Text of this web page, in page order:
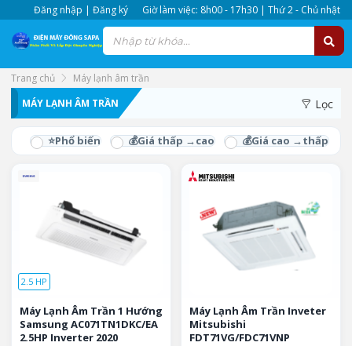
Đăng nhập | Đăng ký Giờ làm việc: 8h00 - 17h30 | Thứ 2 - Chủ nhật
Trang chủ
Máy lạnh âm trần
MÁY LẠNH ÂM TRẦN
Lọc
2.5 HP
Máy Lạnh Âm Trần 1 Hướng
Samsung AC071TN1DKC/EA
2.5HP Inverter 2020
Máy Lạnh Âm Trần Inveter
Mitsubishi
FDT71VG/FDC71VNP